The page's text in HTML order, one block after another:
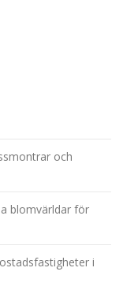
och
blomvärldar för
i